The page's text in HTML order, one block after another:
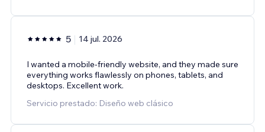
5 14 jul. 2026
I wanted a mobile-friendly website, and they made sure
everything works flawlessly on phones, tablets, and
desktops. Excellent work.
Servicio prestado: Diseño web clásico